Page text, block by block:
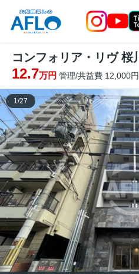
コンフォリア・リヴ 桜
12.7万円 管理/共益費 12,000円
1 /27